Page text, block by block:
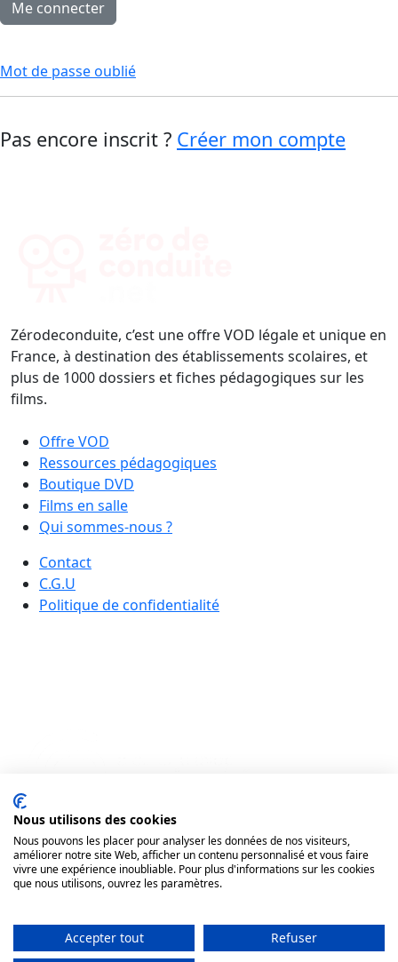
Mot de passe oublié
Pas encore inscrit ? Créer mon compte
Zérodeconduite, c’est une offre VOD légale et unique en
France, à destination des établissements scolaires, et
plus de 1000 dossiers et fiches pédagogiques sur les
films.
Offre VOD
Ressources pédagogiques
Boutique DVD
Films en salle
Qui sommes-nous ?
Contact
C.G.U
Politique de confidentialité
Nous utilisons des cookies
Nous pouvons les placer pour analyser les données de nos visiteurs,
améliorer notre site Web, afficher un contenu personnalisé et vous faire
vivre une expérience inoubliable. Pour plus d'informations sur les cookies
que nous utilisons, ouvrez les paramètres.
Accepter tout Refuser